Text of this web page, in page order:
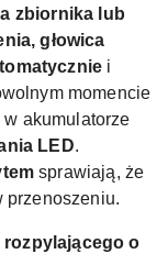
zbiornika lub
głowica
i
momencie
w akumulatorze
LED.
sprawiają, że
przenoszeniu.
o